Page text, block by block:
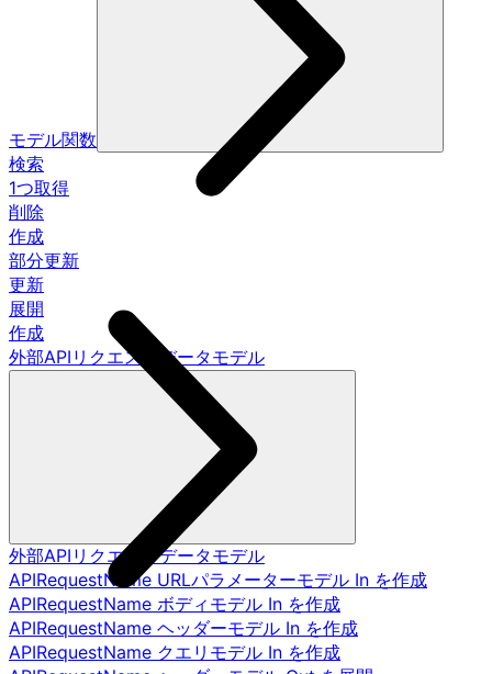
モデル関数
検索
1つ取得
削除
作成
部分更新
更新
展開
作成
外部APIリクエストデータモデル
外部APIリクエストデータモデル
APIRequestName URLパラメーターモデル In を作成
APIRequestName ボディモデル In を作成
APIRequestName ヘッダーモデル In を作成
APIRequestName クエリモデル In を作成